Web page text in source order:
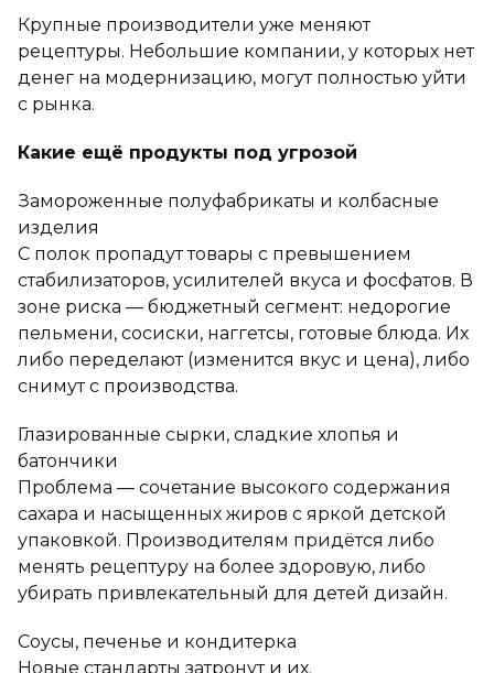
Крупные производители уже меняют
рецептуры. Небольшие компании, у которых нет
денег на модернизацию, могут полностью уйти
с рынка.
Какие ещё продукты под угрозой
Замороженные полуфабрикаты и колбасные
изделия
С полок пропадут товары с превышением
стабилизаторов, усилителей вкуса и фосфатов. В
зоне риска — бюджетный сегмент: недорогие
пельмени, сосиски, наггетсы, готовые блюда. Их
либо переделают (изменится вкус и цена), либо
снимут с производства.
Глазированные сырки, сладкие хлопья и
батончики
Проблема — сочетание высокого содержания
сахара и насыщенных жиров с яркой детской
упаковкой. Производителям придётся либо
менять рецептуру на более здоровую, либо
убирать привлекательный для детей дизайн.
Соусы, печенье и кондитерка
Новые стандарты затронут и их.